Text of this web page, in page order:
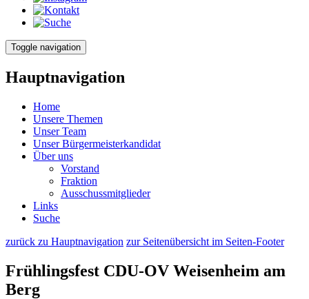
Toggle navigation
Hauptnavigation
Home
Unsere Themen
Unser Team
Unser Bürgermeisterkandidat
Über uns
Vorstand
Fraktion
Ausschussmitglieder
Links
Suche
zurück zu Hauptnavigation zur Seitenübersicht im Seiten-Footer
Frühlingsfest CDU-OV Weisenheim am
Berg